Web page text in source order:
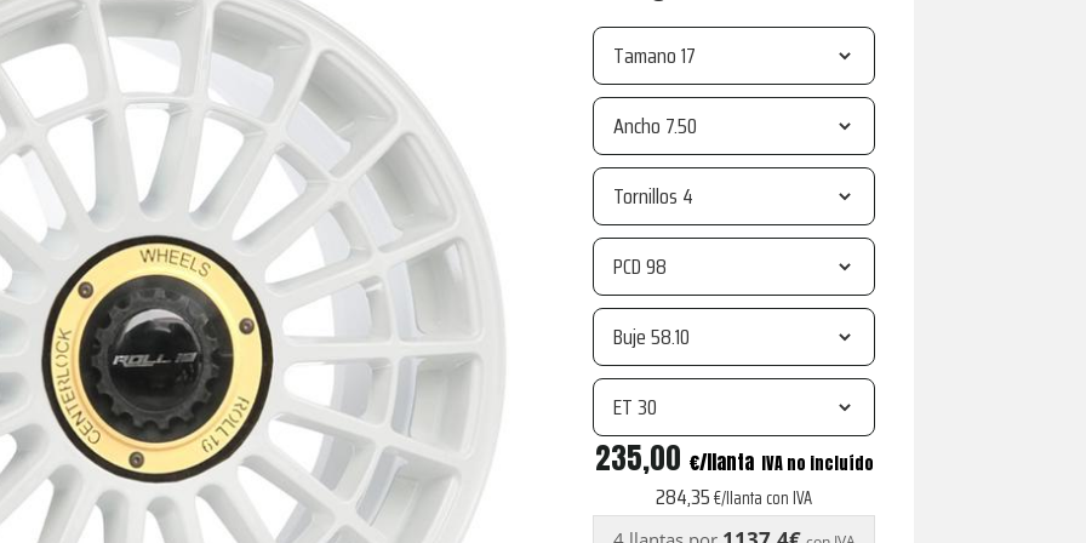
Tamano
Ancho
Tornillos
PCD
Buje
ET
R21
center
235,00 € IVA no incluído
284,35€/llanta con IVA